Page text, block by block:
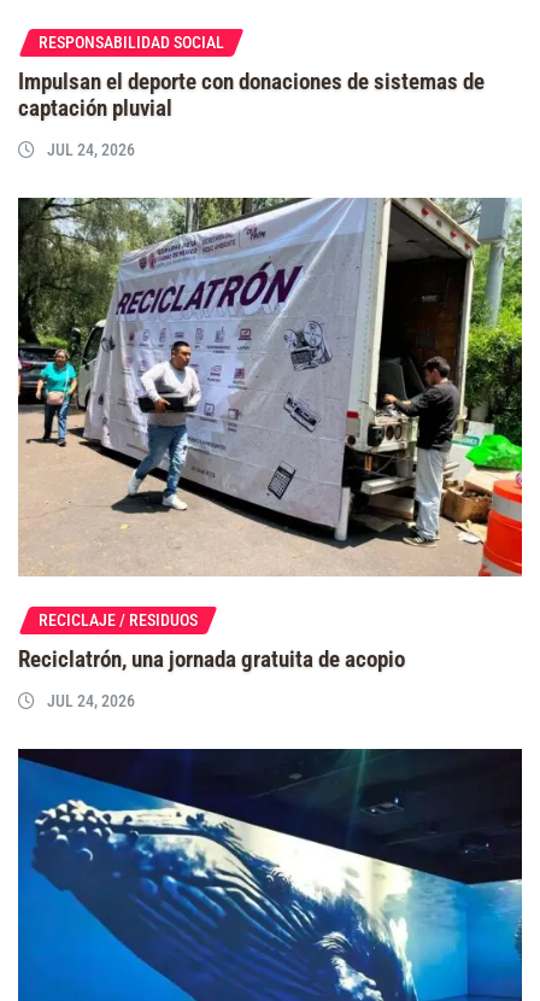
RESPONSABILIDAD SOCIAL
Impulsan el deporte con donaciones de sistemas de
captación pluvial
JUL 24, 2026
RECICLAJE / RESIDUOS
Reciclatrón, una jornada gratuita de acopio
JUL 24, 2026